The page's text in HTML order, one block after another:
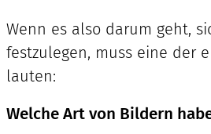
Wenn es also darum geht,
festzulegen, muss eine der
lauten:
Welche Art von Bildern